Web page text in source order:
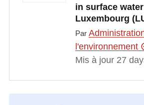
in surface
Luxembourg
Par
l'environnement
Mis à jour 27